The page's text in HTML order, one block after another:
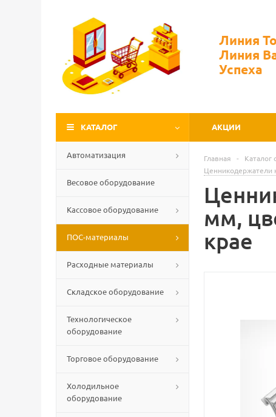
Линия
Линия
Успеха
КАТАЛОГ АКЦИИ
Автоматизация
Весовое оборудование
Кассовое оборудование
ПОС-материалы
Расходные материалы
Складское оборудование
Технологическое
оборудование
Торговое оборудование
Холодильное
оборудование
Главная - Каталог
Ценникодержатели
мм,
крае